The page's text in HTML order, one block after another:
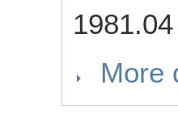
1981.04
More